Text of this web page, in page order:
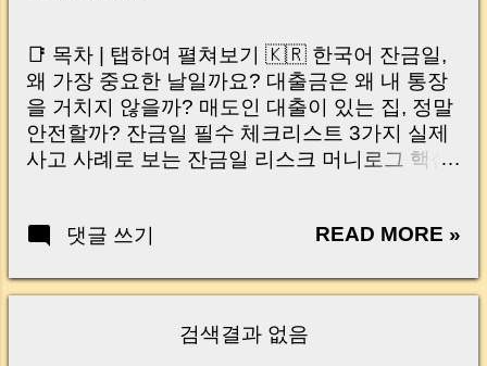
📑 목차 | 탭하여 펼쳐보기 🇰🇷 한국어 잔금일,
왜 가장 중요한 날일까요? 대출금은 왜 내 통장
을 거치지 않을까? 매도인 대출이 있는 집, 정말
안전할까? 잔금일 필수 체크리스트 3가지 실제
사고 사례로 보는 잔금일 리스크 머니로그 핵심
Your Account Is It Safe If the Seller Has a
Real Risks and Mistakes to Avoid MoneyLog
신가요? “잔금일… 그냥 돈 보내고 끝나는 거 아
댓글 쓰기 READ MORE »
검색결과 없음